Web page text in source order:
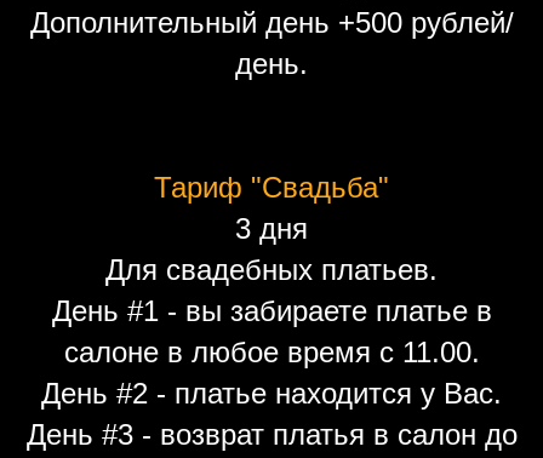
Дополнительный день +500 рублей/
день.
Тариф "Свадьба"
3 дня
Для свадебных платьев.
День #1 - вы забираете платье в
салоне в любое время с 11.00.
День #2 - платье находится у Вас.
День #3 - возврат платья в салон до